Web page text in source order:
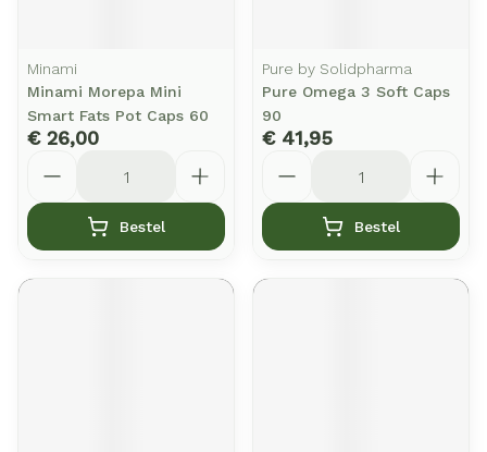
Minami
Minami Morepa Mini
Smart Fats Pot Caps 60
€ 26,00
Bestel
Pure by Solidpharma
Pure Omega 3 Soft Caps
90
€ 41,95
Bestel